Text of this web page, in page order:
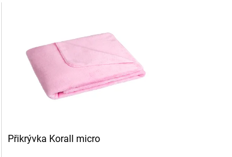
Přikrývka Korall micro